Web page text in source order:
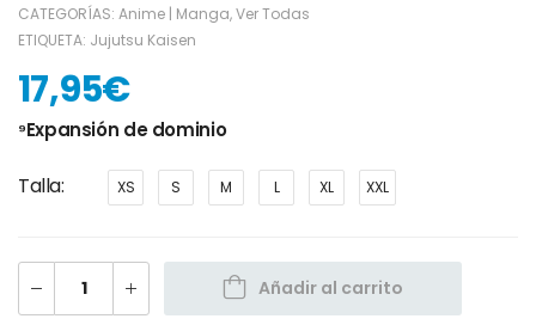
CATEGORÍAS: Anime | Manga,Ver Todas
ETIQUETA: Jujutsu Kaisen
17,95€
⁹Expansión de dominio
Talla XS S M L XL XXL
Añadir al carrito